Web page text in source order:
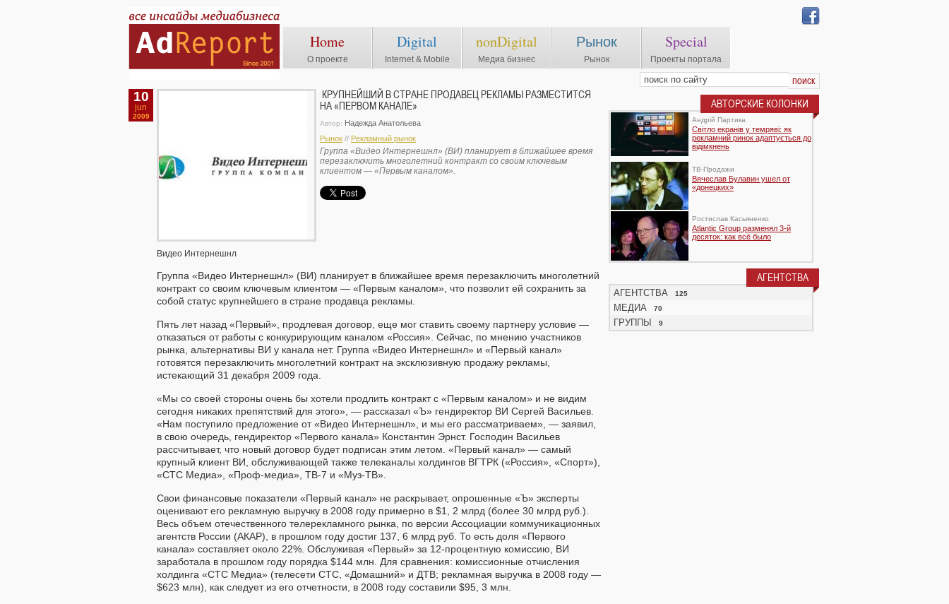
Home
О проекте
Digital
Internet & Mobile
nonDigital
Медиа бизнес
Рынок
Рынок
Special
Проекты портала
10
jun
2009
Видео Интернешнл
КРУПНЕЙШИЙ В СТРАНЕ ПРОДАВЕЦ РЕКЛАМЫ РАЗМЕСТИТСЯ
НА «ПЕРВОМ КАНАЛЕ»
Автор: Надежда Анатольева
Рынок // Рекламный рынок
Группа «Видео Интернешнл» (ВИ) планирует в ближайшее время
перезаключить многолетний контракт со своим ключевым
клиентом — «Первым каналом».
Группа «Видео Интернешнл» (ВИ) планирует в ближайшее время перезаключить многолетний
контракт со своим ключевым клиентом — «Первым каналом», что позволит ей сохранить за
собой статус крупнейшего в стране продавца рекламы.
Пять лет назад «Первый», продлевая договор, еще мог ставить своему партнеру условие —
отказаться от работы с конкурирующим каналом «Россия». Сейчас, по мнению участников
рынка, альтернативы ВИ у канала нет. Группа «Видео Интернешнл» и «Первый канал»
готовятся перезаключить многолетний контракт на эксклюзивную продажу рекламы,
истекающий 31 декабря 2009 года.
«Мы со своей стороны очень бы хотели продлить контракт с «Первым каналом» и не видим
сегодня никаких препятствий для этого», — рассказал «Ъ» гендиректор ВИ Сергей Васильев.
«Нам поступило предложение от «Видео Интернешнл», и мы его рассматриваем», — заявил,
в свою очередь, гендиректор «Первого канала» Константин Эрнст. Господин Васильев
рассчитывает, что новый договор будет подписан этим летом. «Первый канал» — самый
крупный клиент ВИ, обслуживающей также телеканалы холдингов ВГТРК («Россия», «Спорт»),
«СТС Медиа», «Проф-медиа», ТВ-7 и «Муз-ТВ».
Свои финансовые показатели «Первый канал» не раскрывает, опрошенные «Ъ» эксперты
оценивают его рекламную выручку в 2008 году примерно в $1, 2 млрд (более 30 млрд руб.).
Весь объем отечественного телерекламного рынка, по версии Ассоциации коммуникационных
агентств России (АКАР), в прошлом году достиг 137, 6 млрд руб. То есть доля «Первого
канала» составляет около 22%. Обслуживая «Первый» за 12-процентную комиссию, ВИ
заработала в прошлом году порядка $144 млн. Для сравнения: комиссионные отчисления
холдинга «СТС Медиа» (телесети СТС, «Домашний» и ДТВ; рекламная выручка в 2008 году —
$623 млн), как следует из его отчетности, в 2008 году составили $95, 3 млн.
АВТОРСКИЕ КОЛОНКИ
Андрій Партика
Світло екранів у темряві: як
рекламний ринок адаптується до
відімкнень
TВ-Продажи
Вячеслав Булавин ушел от
«донецких»
Ростислав Касьяненко
Atlantic Group разменял 3-й
десяток: как всё было
АГЕНТСТВА
АГЕНТСТВА 125
МЕДИА 70
ГРУППЫ 9